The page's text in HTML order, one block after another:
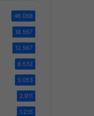
46.068
18.557
12.567
8.532
5.053
2.911
1.215